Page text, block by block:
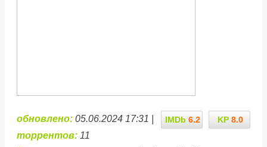
KP 8.0
IMDb 6.2
обновлено: 05.06.2024 17:31 |
торрентов: 11